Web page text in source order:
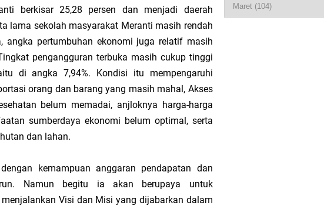
Menguat, Mahmuzin Taher: Provinsi Riau Pesisir Mesin Pertumbuhan Ekonomi
UP3 Dumai Perkuat Sinergi, Pastikan Layanan Listrik Kepulauan Meranti Semakin Andal
berkisar 25,28 persen dan menjadi daerah
lama sekolah masyarakat Meranti masih rendah
angka pertumbuhan ekonomi juga relatif masih
pengangguran terbuka masih cukup tinggi
di angka 7,94%. Kondisi itu mempengaruhi
orang dan barang yang masih mahal, Akses
belum memadai, anjloknya harga-harga
sumberdaya ekonomi belum optimal, serta
dan lahan.
kemampuan anggaran pendapatan dan
Namun begitu ia akan berupaya untuk
Visi dan Misi yang dijabarkan dalam